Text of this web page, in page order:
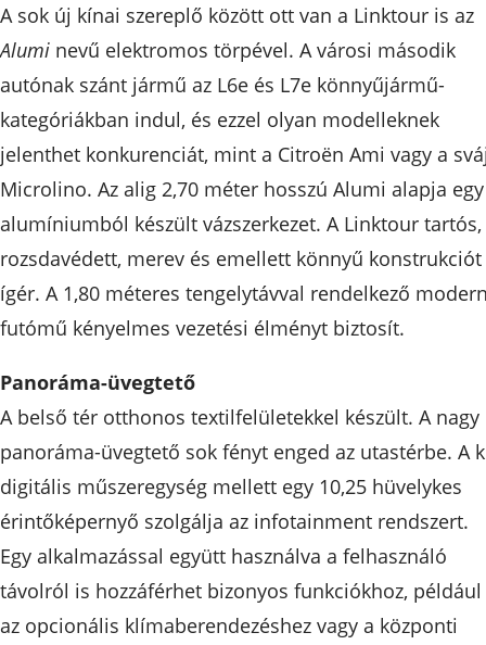
A sok új kínai szereplő között ott van a Linktour is az
Alumi nevű elektromos törpével. A városi második
autónak szánt jármű az L6e és L7e könnyűjármű-
kategóriákban indul, és ezzel olyan modelleknek
jelenthet konkurenciát, mint a Citroën Ami vagy a
Microlino. Az alig 2,70 méter hosszú Alumi alapja egy
alumíniumból készült vázszerkezet. A Linktour tartós,
rozsdavédett, merev és emellett könnyű konstrukciót
ígér. A 1,80 méteres tengelytávval rendelkező
futómű kényelmes vezetési élményt biztosít.
Panoráma-üvegtető
A belső tér otthonos textilfelületekkel készült. A nagy
panoráma-üvegtető sok fényt enged az utastérbe. A
digitális műszeregység mellett egy 10,25 hüvelykes
érintőképernyő szolgálja az infotainment rendszert.
Egy alkalmazással együtt használva a felhasználó
távolról is hozzáférhet bizonyos funkciókhoz, például
az opcionális klímaberendezéshez vagy a központi